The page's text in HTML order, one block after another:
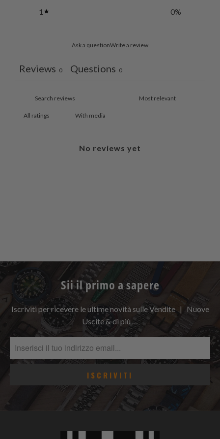
1
0%
Ask a questionWrite a review
Reviews 0 Questions 0
With media
No reviews yet
Sii il primo a sapere
Iscriviti per ricevere le ultime novità sulle Vendite | Nuove
Uscite & di più …